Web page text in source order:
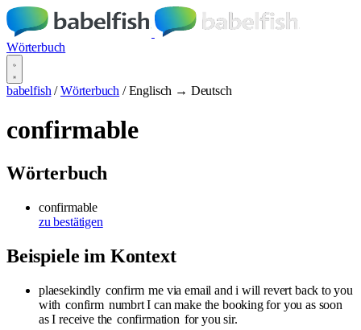
Wörterbuch
babelfish / Wörterbuch / Englisch → Deutsch
confirmable
Wörterbuch
confirmable
zu bestätigen
Beispiele im Kontext
plaesekindly confirm me via email and i will revert back to you
with confirm numbrt I can make the booking for you as soon
as I receive the confirmation for you sir.